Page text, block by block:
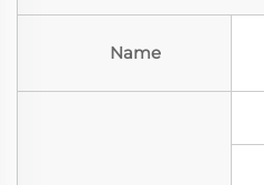
Name